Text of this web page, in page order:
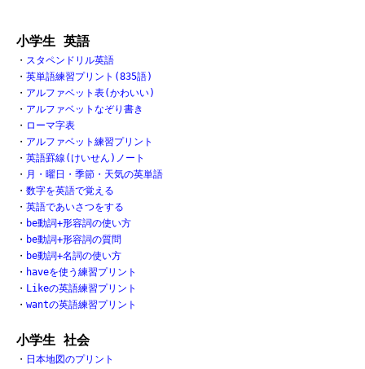
小学生 英語
・ スタペンドリル英語
・ 英単語練習プリント(835語)
・ アルファベット表(かわいい)
・ アルファベットなぞり書き
・ ローマ字表
・ アルファベット練習プリント
・ 英語罫線(けいせん)ノート
・ 月・曜日・季節・天気の英単語
・ 数字を英語で覚える
・ 英語であいさつをする
・ be動詞+形容詞の使い方
・ be動詞+形容詞の質問
・ be動詞+名詞の使い方
・ haveを使う練習プリント
・ Likeの英語練習プリント
・ wantの英語練習プリント
小学生 社会
・ 日本地図のプリント